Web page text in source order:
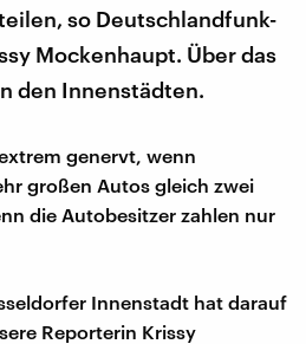
so Deutschlandfunk-
Mockenhaupt. Über das
den Innenstädten.
genervt, wenn
großen Autos gleich zwei
die Autobesitzer zahlen nur
Innenstadt hat darauf
Reporterin Krissy